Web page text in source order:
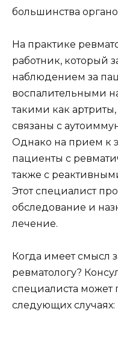
большинства
На практике
работник, который
наблюдением за
воспалительными
такими как
связаны с
Однако на прием к
пациенты с
также с
Этот специалист
обследование и
лечение.
Когда имеет смысл
ревматологу?
специалиста может
следующих случаях: